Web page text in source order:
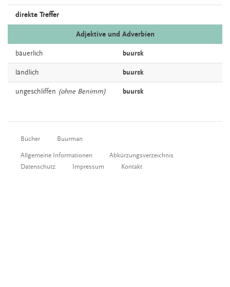
direkte Treffer
Adjektive und Adverbien
bäuerlich buursk
ländlich buursk
ungeschliffen (ohne Benimm) buursk
Bücher Buurman
Allgemeine Informationen
Abkürzungsverzeichnis
Datenschutz
Impressum Kontakt